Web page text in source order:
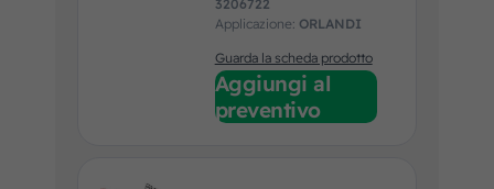
3206722
Applicazione: ORLANDI
Guarda la scheda prodotto
Aggiungi al
preventivo